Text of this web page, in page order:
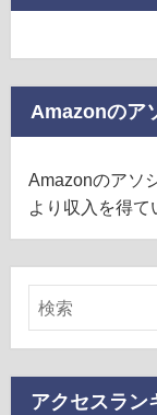
Amazonのア
Amazonのアソ
より収入を得て
アクセスラン